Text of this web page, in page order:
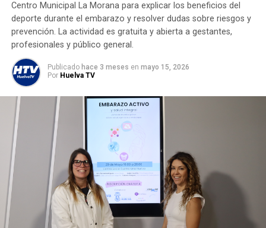
Centro Municipal La Morana para explicar los beneficios del
deporte durante el embarazo y resolver dudas sobre riesgos y
prevención. La actividad es gratuita y abierta a gestantes,
profesionales y público general.
Publicado hace 3 meses en mayo 15, 2026
Por Huelva TV